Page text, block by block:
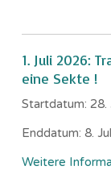
1. Juli 2026:
eine Sekte !
Startdatum: 28.
Enddatum: 8.
Weitere